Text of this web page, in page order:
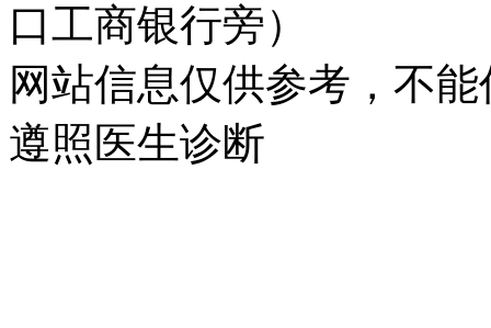
口工商银行旁）
网站信息仅供参考，不
遵照医生诊断